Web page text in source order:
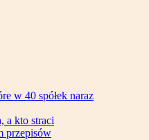
w 40 spółek naraz
a kto straci
przepisów